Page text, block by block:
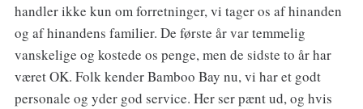
handler ikke kun om forretninger, vi tager os af hinanden
og af hinandens familier. De første år var temmelig
vanskelige og kostede os penge, men de sidste to år har
været OK. Folk kender Bamboo Bay nu, vi har et godt
personale og yder god service. Her ser pænt ud, og hvis